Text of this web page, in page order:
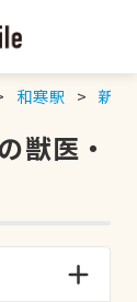
和寒駅 新規
獣医・